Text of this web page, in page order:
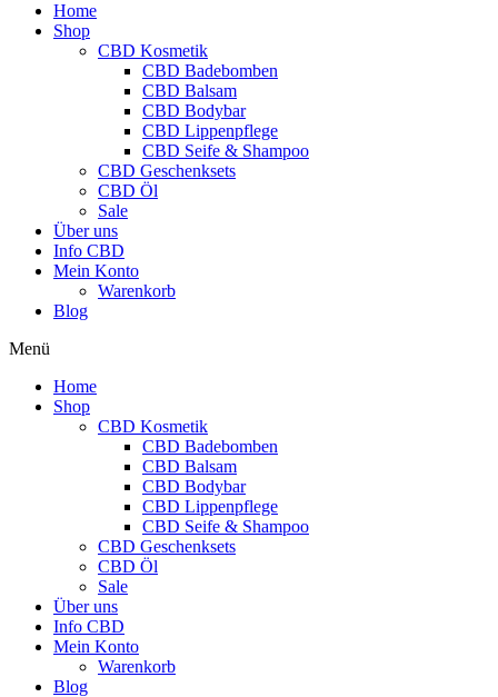
Home
Shop
CBD Kosmetik
CBD Badebomben
CBD Balsam
CBD Bodybar
CBD Lippenpflege
CBD Seife & Shampoo
CBD Geschenksets
CBD Öl
Sale
Über uns
Info CBD
Mein Konto
Warenkorb
Blog
Menü
Home
Shop
CBD Kosmetik
CBD Badebomben
CBD Balsam
CBD Bodybar
CBD Lippenpflege
CBD Seife & Shampoo
CBD Geschenksets
CBD Öl
Sale
Über uns
Info CBD
Mein Konto
Warenkorb
Blog